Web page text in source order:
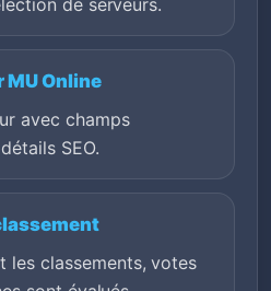
MU Online
avec champs
SEO.
les classements, votes